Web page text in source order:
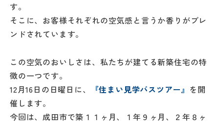
す。
そこに、お客様それぞれの空気感と言うか香りがブレ
ンドされています。
この空気のおいしさは、私たちが建てる新築住宅の特
徴の一つです。
12月16日の日曜日に、
『住まい見学バスツアー』 を開
催します。
今回は、成田市で築１１ヶ月、１年９ヶ月、２年８ヶ